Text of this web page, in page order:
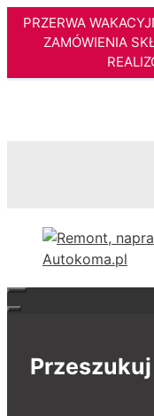
PRZERWA
ZAMÓWIENIA